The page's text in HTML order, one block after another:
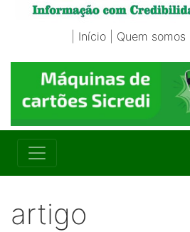
Início Quem somos
artigo